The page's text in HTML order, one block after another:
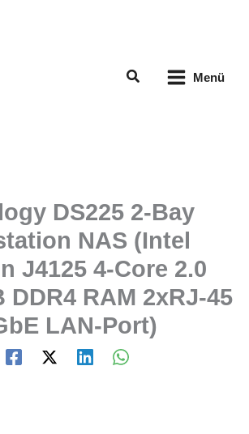
Suchen Menü
DS225 2-Bay
NAS (Intel
J4125 4-Core 2.0
DDR4 RAM 2xRJ-45
LAN-Port)